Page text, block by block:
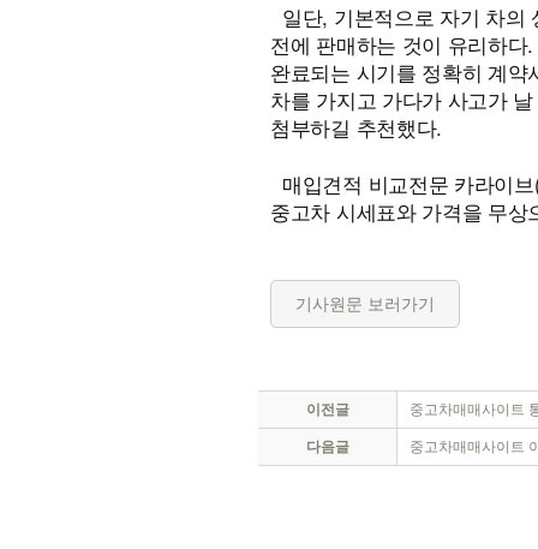
일단, 기본적으로 자기 차의
전에 판매하는 것이 유리하
완료되는 시기를 정확히 계
차를 가지고 가다가 사고가
첨부하길 추천했다.
매입견적 비교전문 카라이
중고차 시세표와 가격을 무상
기사원문 보러가기
이전글 중고차매매사이트
다음글 중고차매매사이트